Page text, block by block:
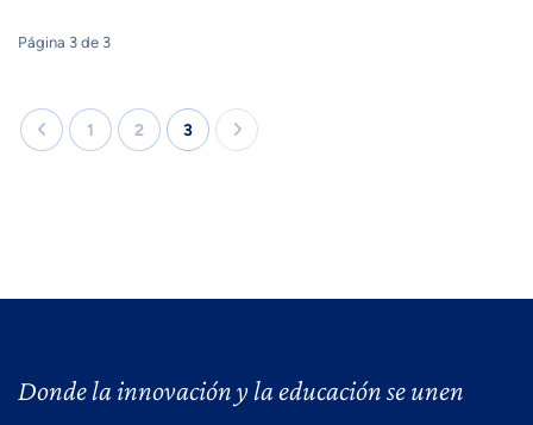
Página 3 de 3
1 2 3
Donde la innovación y la educación se unen